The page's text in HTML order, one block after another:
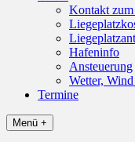
Kontakt
Hafeninfo
Ansteuerung
Wetter,
Termine
Menü +